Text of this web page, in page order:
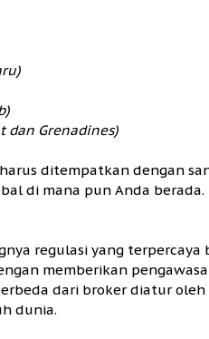
dan Grenadines)
ditempatkan dengan
di mana pun Anda berada.
regulasi yang terpercaya
memberikan
dari broker diatur
dunia.